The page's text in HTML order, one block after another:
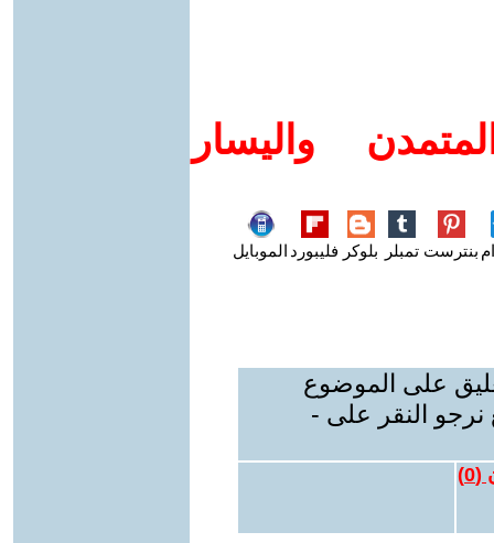
واليسار
بنترست تمبلر بلوكر فليبورد الموبايل
على الموضوع
نرجو النقر على -
(
0
)